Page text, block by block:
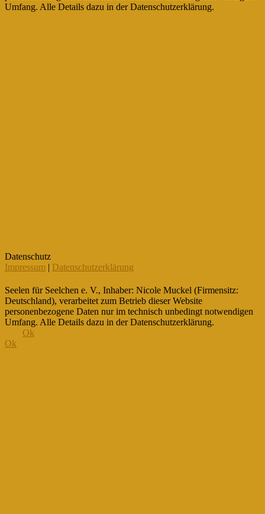
Umfang. Alle Details dazu in der Datenschutzerklärung.
Datenschutz
Impressum | Datenschutzerklärung
Seelen für Seelchen e. V., Inhaber: Nicole Muckel (Firmensitz:
Deutschland), verarbeitet zum Betrieb dieser Website
personenbezogene Daten nur im technisch unbedingt notwendigen
Umfang. Alle Details dazu in der Datenschutzerklärung.
Ok
Ok